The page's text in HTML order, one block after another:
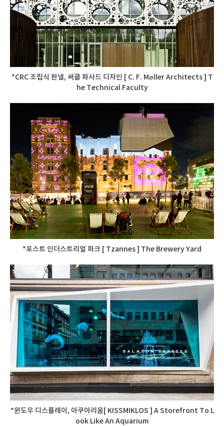
*CRC 조립식 판넬, 써클 파사드 디자인 [ C. F. Møller Architects ] T
he Technical Faculty
*포스트 인더스트리얼 파크 [ Tzannes ] The Brewery Yard
*윈도우 디스플레이, 아쿠아리움[ KISSMIKLOS ] A Storefront To L
ook Like An Aquarium